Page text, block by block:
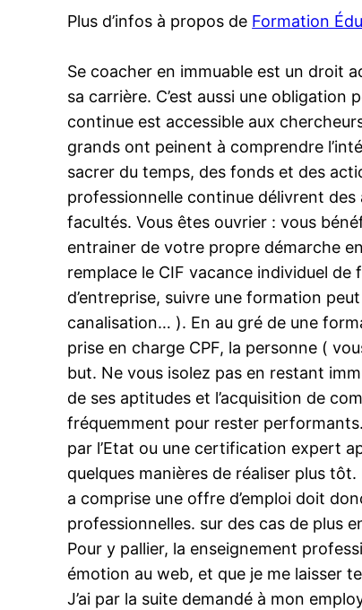
Plus d’infos à propos de Formation
Se coacher en immuable est un droit
sa carrière. C’est aussi une
continue est accessible aux
grands ont peinent à comprendre
sacrer du temps, des fonds et des
professionnelle continue délivrent
facultés. Vous êtes ouvrier : vous
entrainer de votre propre démarche
remplace le CIF vacance individuel
d’entreprise, suivre une formation
canalisation… ). En au gré de une
prise en charge CPF, la personne (
but. Ne vous isolez pas en restant
de ses aptitudes et l’acquisition de
fréquemment pour rester
par l’Etat ou une certification expert
quelques manières de réaliser plus
a comprise une offre d’emploi doit
professionnelles. sur des cas de plus
Pour y pallier, la enseignement
émotion au web, et que je me laisser
J’ai par la suite demandé à mon